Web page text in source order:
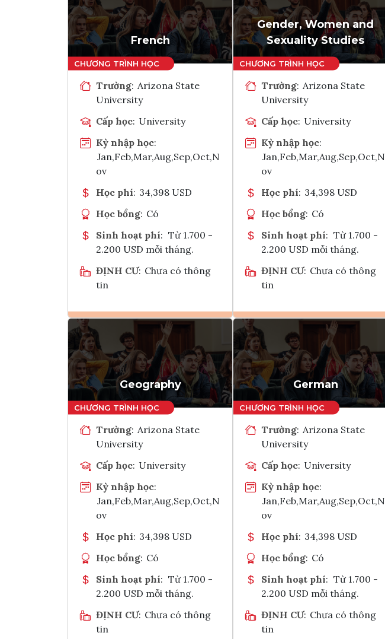
French
Trường: Arizona State
University
Cấp học: University
Kỳ nhập học:
Jan,Feb,Mar,Aug,Sep,Oct,N
ov
Học phí: 34,398 USD
Học bổng: Có
Sinh hoạt phí: Từ 1.700 -
2.200 USD mỗi tháng.
ĐỊNH CƯ: Chưa có thông
tin
Ghi danh
Tham vấn Interlink
Gender, Women and
Sexuality Studies
Trường: Arizona State
University
Cấp học: University
Kỳ nhập học:
Jan,Feb,Mar,Aug,Sep,Oct,N
ov
Học phí: 34,398 USD
Học bổng: Có
Sinh hoạt phí: Từ 1.700 -
2.200 USD mỗi tháng.
ĐỊNH CƯ: Chưa có thông
tin
Ghi danh
Tham vấn Interlink
Geography
Trường: Arizona State
University
Cấp học: University
Kỳ nhập học:
Jan,Feb,Mar,Aug,Sep,Oct,N
ov
Học phí: 34,398 USD
Học bổng: Có
Sinh hoạt phí: Từ 1.700 -
2.200 USD mỗi tháng.
ĐỊNH CƯ: Chưa có thông
tin
German
Trường: Arizona State
University
Cấp học: University
Kỳ nhập học:
Jan,Feb,Mar,Aug,Sep,Oct,N
ov
Học phí: 34,398 USD
Học bổng: Có
Sinh hoạt phí: Từ 1.700 -
2.200 USD mỗi tháng.
ĐỊNH CƯ: Chưa có thông
tin